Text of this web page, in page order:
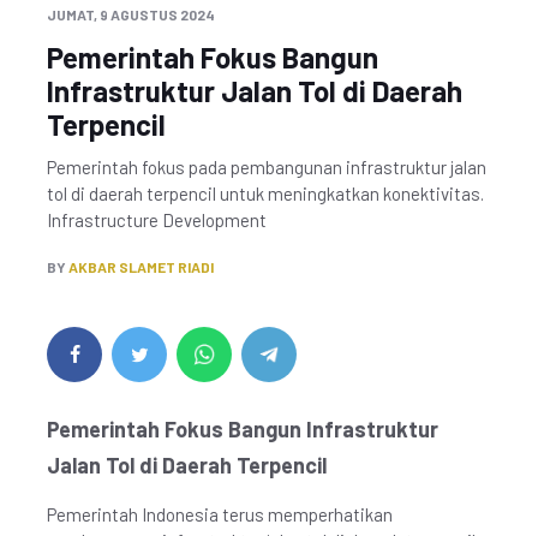
JUMAT, 9 AGUSTUS 2024
Pemerintah Fokus Bangun
Infrastruktur Jalan Tol di Daerah
Terpencil
Pemerintah fokus pada pembangunan infrastruktur jalan
tol di daerah terpencil untuk meningkatkan konektivitas.
Infrastructure Development
BY AKBAR SLAMET RIADI
Pemerintah Fokus Bangun Infrastruktur
Jalan Tol di Daerah Terpencil
Pemerintah Indonesia terus memperhatikan